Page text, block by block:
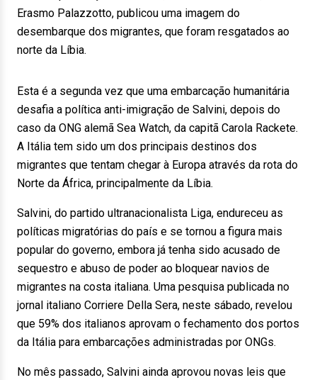
Erasmo Palazzotto, publicou uma imagem do
desembarque dos migrantes, que foram resgatados ao
norte da Líbia.
Esta é a segunda vez que uma embarcação humanitária
desafia a política anti-imigração de Salvini, depois do
caso da ONG alemã Sea Watch, da capitã Carola Rackete.
A Itália tem sido um dos principais destinos dos
migrantes que tentam chegar à Europa através da rota do
Norte da África, principalmente da Líbia.
Salvini, do partido ultranacionalista Liga, endureceu as
políticas migratórias do país e se tornou a figura mais
popular do governo, embora já tenha sido acusado de
sequestro e abuso de poder ao bloquear navios de
migrantes na costa italiana. Uma pesquisa publicada no
jornal italiano Corriere Della Sera, neste sábado, revelou
que 59% dos italianos aprovam o fechamento dos portos
da Itália para embarcações administradas por ONGs.
No mês passado, Salvini ainda aprovou novas leis que